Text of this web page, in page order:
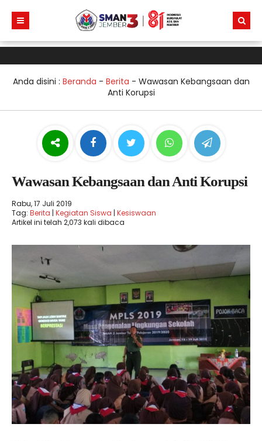
Anda disini : Beranda - Berita - Wawasan Kebangsaan dan
Anti Korupsi
Wawasan Kebangsaan dan Anti Korupsi
Rabu, 17 Juli 2019
Tag: Berita | Kegiatan Siswa | Kesiswaan
Artikel ini telah 2,073 kali dibaca